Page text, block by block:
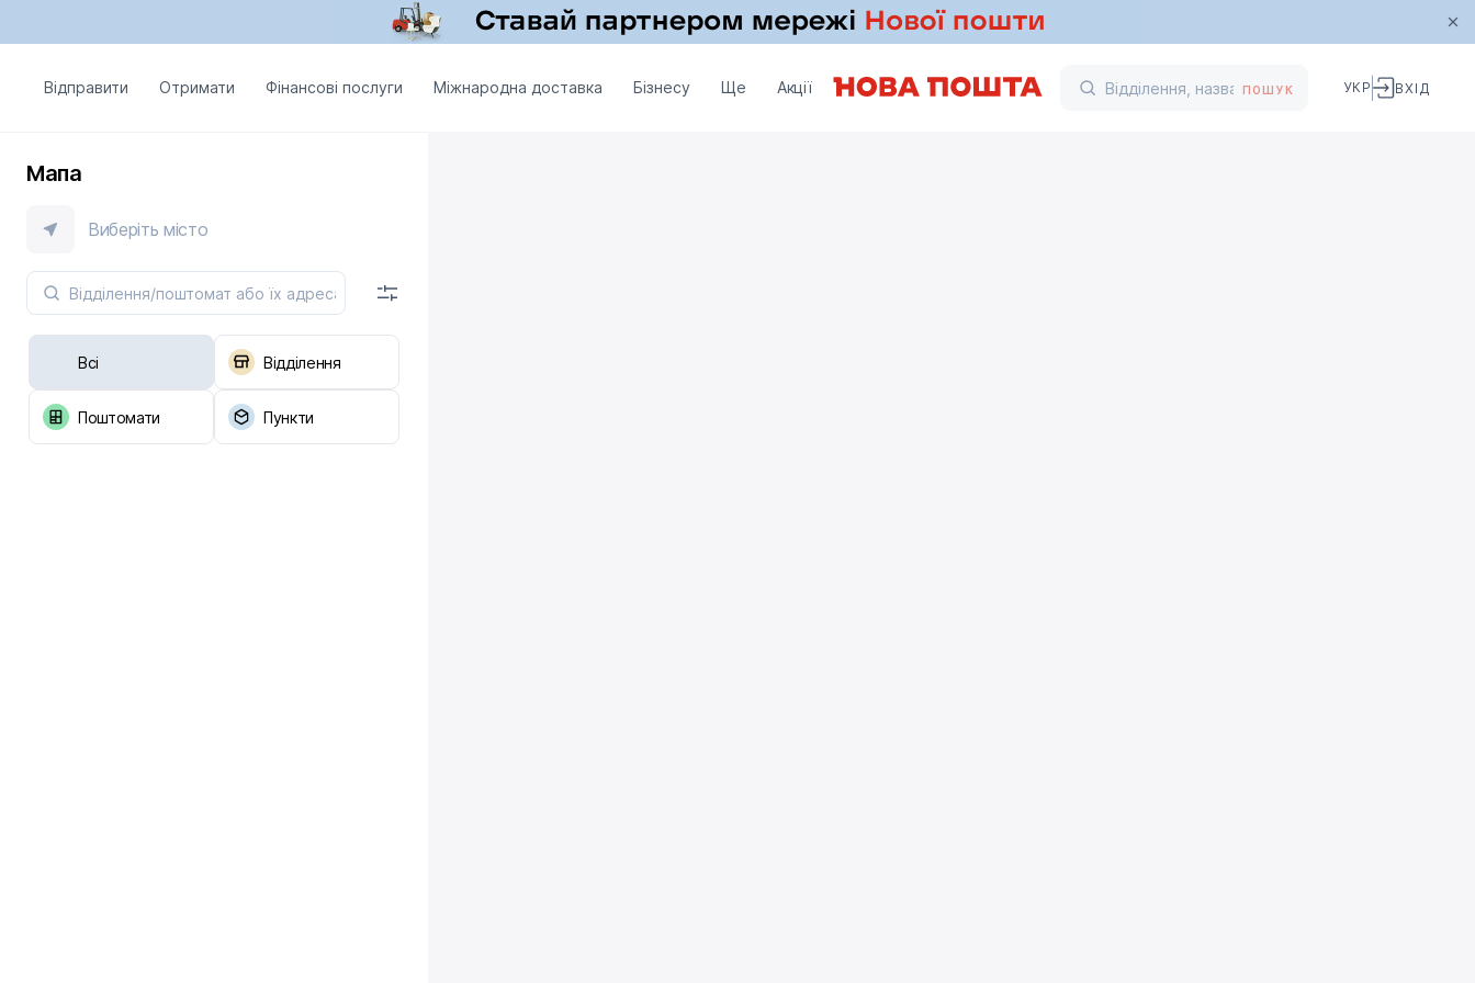
Відправити Отримати Фінансові послуги Міжнародна доставка Бізнесу Ще Акції ПОШУК УКР ВХІД
Мапа
Виберіть місто
Всі Відділення
Поштомати Пункти